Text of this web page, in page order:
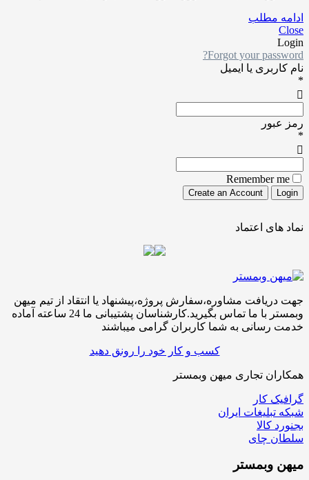
ادامه مطلب
Close
Login
Forgot your password?
نام کاربری یا ایمیل
*
رمز عبور
*
Remember me
نماد های اعتماد
جهت دریافت مشاوره،سفارش پروژه،پیشنهاد یا انتقاد از تیم میهن
وبمستر با ما تماس بگیرید.کارشناسان پشتیبانی ما 24 ساعته آماده
خدمت رسانی به شما کاربران گرامی میباشند
کسب و کار خود را رونق دهید
همکاران تجاری میهن وبمستر
گرافیک کار
شبکه تبلیغات ایران
بجنورد کالا
سلطان چای
میهن وبمستر